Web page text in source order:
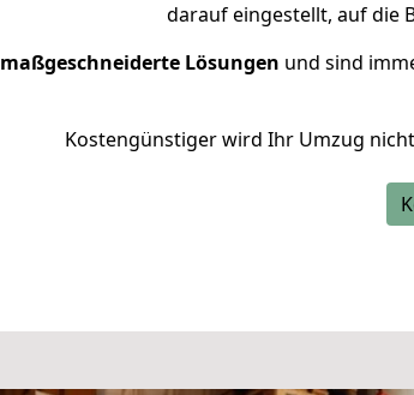
darauf eingestellt, auf die
maßgeschneiderte Lösungen und sind
Kostengünstiger wird Ihr Umzug